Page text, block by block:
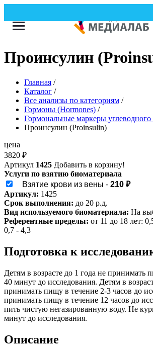
Проинсулин
Главная /
Каталог /
Все анализы по категориям /
Гормоны (Hormones) /
Гормональные маркеры
Проинсулин (Proinsulin)
цена
3820 ₽
Артикул 1425 Добавить в корзину!
Услуги по взятию биоматериала
Взятие крови из вены - 210 ₽
Артикул: 1425
Срок выполнения: до 20 р.д.
Вид используемого биоматериала: На
Референтные пределы: от 11 до 18 лет:
0,7 - 4,3
Подготовка к
Детям в возрасте до 1 года не принимать
40 минут до исследования. Детям в
принимать пищу в течение 2-3 часов до
принимать пищу в течение 12 часов до
пить чистую негазированную воду. Не
минут до исследования.
Описание